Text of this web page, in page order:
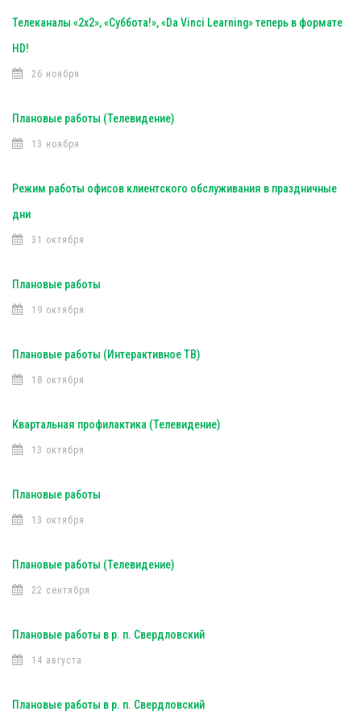
Телеканалы «2х2», «Суббота!», «Da Vinci Learning» теперь в формате
HD!
26 ноября
Плановые работы (Телевидение)
13 ноября
Режим работы офисов клиентского обслуживания в праздничные
дни
31 октября
Плановые работы
19 октября
Плановые работы (Интерактивное ТВ)
18 октября
Квартальная профилактика (Телевидение)
13 октября
Плановые работы
13 октября
Плановые работы (Телевидение)
22 сентября
Плановые работы в р. п. Свердловский
14 августа
Плановые работы в р. п. Свердловский